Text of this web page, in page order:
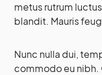
metus rutrum
blandit. Mauris
Nunc nulla dui,
commodo eu nibh.